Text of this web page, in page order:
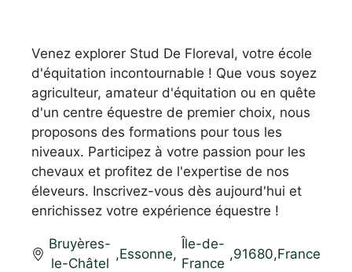
Venez explorer Stud De Floreval, votre école
d'équitation incontournable ! Que vous soyez
agriculteur, amateur d'équitation ou en quête
d'un centre équestre de premier choix, nous
proposons des formations pour tous les
niveaux. Participez à votre passion pour les
chevaux et profitez de l'expertise de nos
éleveurs. Inscrivez-vous dès aujourd'hui et
enrichissez votre expérience équestre !
Bruyères-
le-Châtel
,Essonne,
Île-de-
France
,91680,France